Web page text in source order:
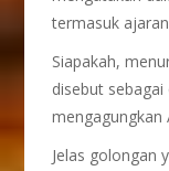
termasuk
Siapakah,
disebut
mengagungkan
Jelas golongan